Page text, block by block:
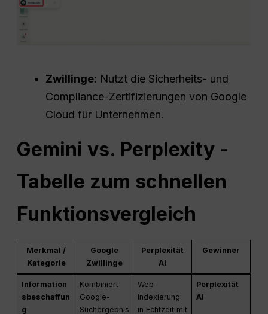
Zwillinge: Nutzt die Sicherheits- und
Compliance-Zertifizierungen von Google
Cloud für Unternehmen.
Gemini vs. Perplexity -
Tabelle zum schnellen
Funktionsvergleich
Merkmal /
Kategorie
Google
Zwillinge
Perplexität
AI
Gewinner
Information
sbeschaffun
g
Kombiniert
Google-
Suchergebnis
Web-
Indexierung
in Echtzeit mit
Perplexität
AI